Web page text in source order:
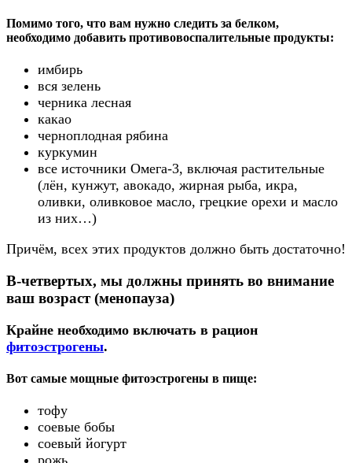
Помимо того, что вам нужно следить за белком,
необходимо добавить противовоспалительные продукты:
имбирь
вся зелень
черника лесная
какао
черноплодная рябина
куркумин
все источники Омега-3, включая растительные
(лён, кунжут, авокадо, жирная рыба, икра,
оливки, оливковое масло, грецкие орехи и масло
из них…)
Причём, всех этих продуктов должно быть достаточно!
В-четвертых, мы должны принять во внимание
ваш возраст (менопауза)
Крайне необходимо включать в рацион
фитоэстрогены.
Вот самые мощные фитоэстрогены в пище:
тофу
соевые бобы
соевый йогурт